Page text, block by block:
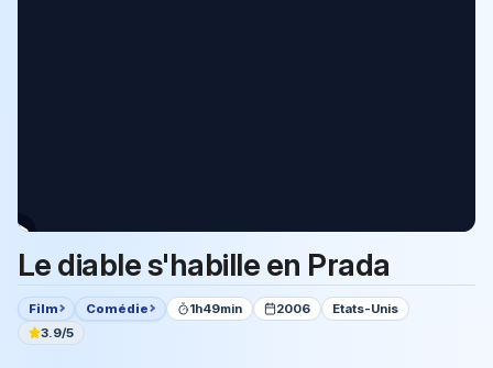
Le diable s'habille en Prada
Film Comédie 1h49min 2006
Etats-Unis
3.9/5